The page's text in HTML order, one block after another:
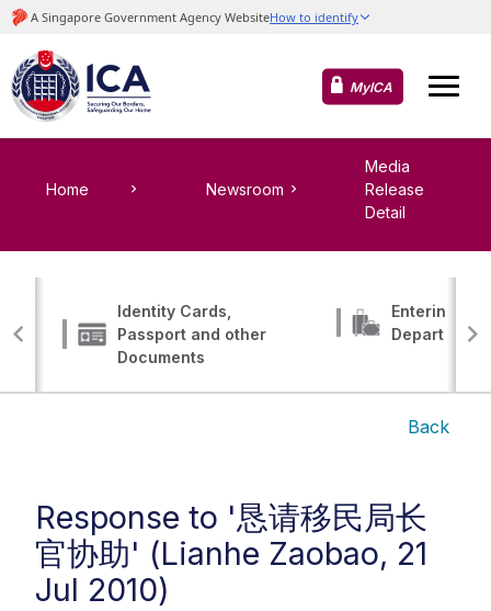
MyICA
Home Newsroom
Media
Release
Detail
Identity Cards,
Passport and other
Documents
Entering,
Departing
Back
Response to '恳请移民局长
官协助' (Lianhe Zaobao, 21
Jul 2010)